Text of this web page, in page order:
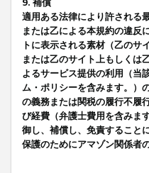
9. 補償
適用ある法律により許される
または乙による本規約の違反
トに表示される素材（乙のサ
または乙のサイト上もしくは
よるサービス提供の利用（当
ム・ポリシーを含みます。）
の義務または関税の履行不履
び経費（弁護士費用を含みま
御し、補償し、免責すること
保護のためにアマゾン関係者